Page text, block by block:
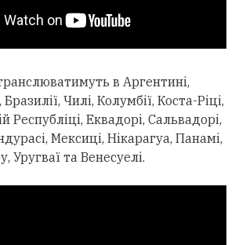
в Аргентині,
Бразилії, Чилі, Колумбії, Коста-Ріці,
Республіці, Еквадорі, Сальвадорі,
Мексиці, Нікарагуа, Панамі,
Уругваї та Венесуелі.